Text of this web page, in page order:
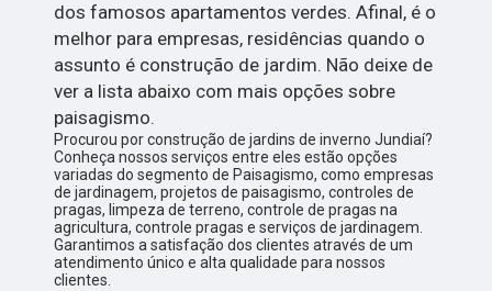
dos famosos apartamentos verdes. Afinal, é o
melhor para empresas, residências quando o
assunto é construção de jardim. Não deixe de
ver a lista abaixo com mais opções sobre
paisagismo.
Procurou por construção de jardins de inverno Jundiaí?
Conheça nossos serviços entre eles estão opções
variadas do segmento de Paisagismo, como empresas
de jardinagem, projetos de paisagismo, controles de
pragas, limpeza de terreno, controle de pragas na
agricultura, controle pragas e serviços de jardinagem.
Garantimos a satisfação dos clientes através de um
atendimento único e alta qualidade para nossos
clientes.